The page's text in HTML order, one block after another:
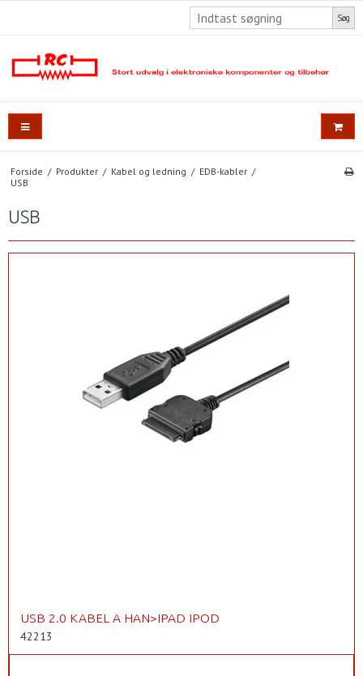
Søg
Forside / Produkter / Kabel og ledning / EDB-kabler /
USB
USB
USB 2.0 KABEL A HAN>IPAD IPOD
42213